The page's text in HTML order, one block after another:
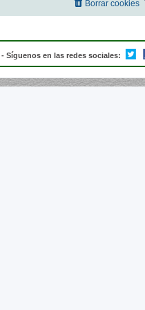
Borrar cookies
- Síguenos en las redes sociales: